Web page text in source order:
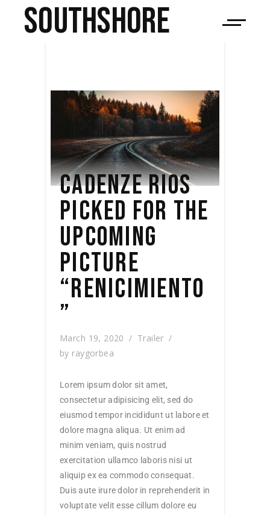
SOUTHSHORE
CADENZE RIOS
PICKED FOR THE
UPCOMING
PICTURE
“RENICIMIENTO
”
March 19, 2020
Trailer
by raygorbea
Lorem ipsum dolor sit amet,
consectetur adipisicing elit, sed do
eiusmod tempor incididunt ut labore et
dolore magna aliqua. Ut enim ad
minim veniam, quis nostrud
exercitation ullamco laboris nisi ut
aliquip ex ea commodo consequat.
Duis aute irure dolor in reprehenderit in
voluptate velit esse cillum dolore eu